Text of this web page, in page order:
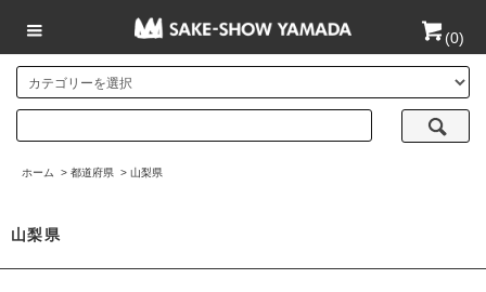
(0)
ホーム > 都道府県 > 山梨県
山梨県